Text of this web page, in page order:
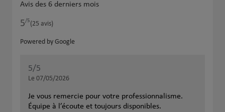
Avis des 6 derniers mois
5/5Note de 5 sur 5
(25 avis)
Powered by Google
5/5
Le 07/05/2026
Je vous remercie pour votre professionnalisme.
Équipe à l’écoute et toujours disponibles.